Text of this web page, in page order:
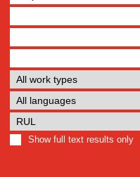
Show full text results only